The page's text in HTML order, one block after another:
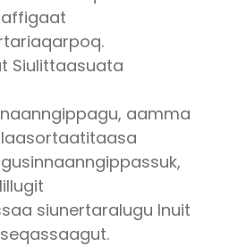
Siulittaasuata
aamma
siunertaralugu Inuit